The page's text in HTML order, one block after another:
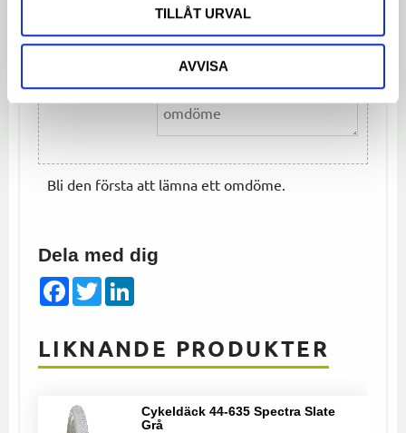
TILLÅT URVAL
AVVISA
Dela med dig
Facebook
Twitter
OMDÖME
Bli den första att lämna ett omdöme.
LIKNANDE PRODUKTER
Cykeldäck 44-635 Spectra Slate
Grå